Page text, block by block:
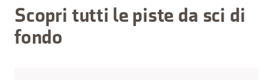
Scopri tutti le piste da sci di
fondo